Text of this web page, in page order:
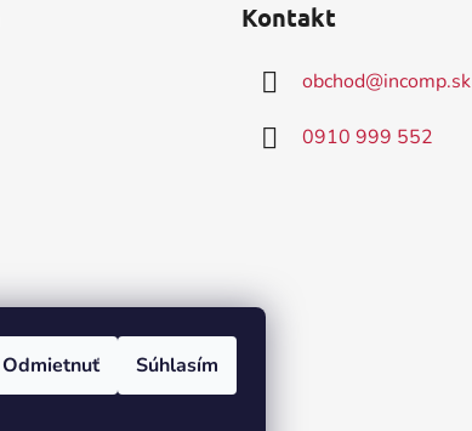
Odmietnuť Súhlasím
Kontakt
obchod@incomp.sk
0910 999 552